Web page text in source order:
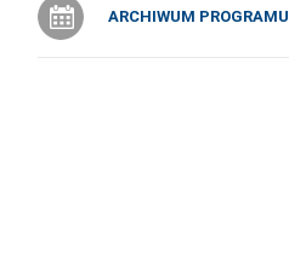
ARCHIWUM PROGRAMU